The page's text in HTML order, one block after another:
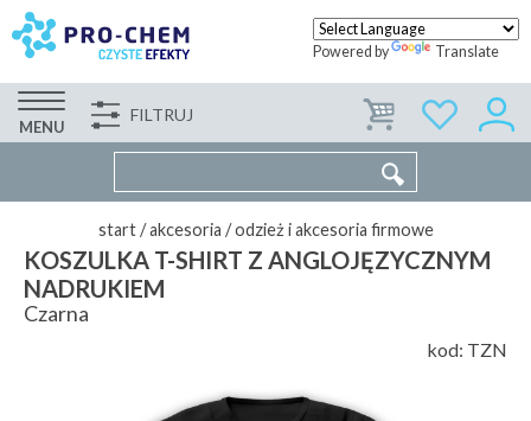
Powered by Translate
MENU
FILTRUJ WSPÓŁPRACA KONTAKT
start / akcesoria / odzież i akcesoria firmowe
KOSZULKA T-SHIRT Z ANGLOJĘZYCZNYM
NADRUKIEM
Czarna
kod: TZN